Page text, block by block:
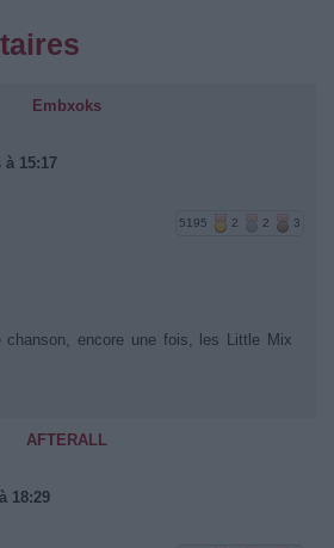
Embxoks
à 15:17
5195 2 2 3
chanson, encore une fois, les Little Mix
AFTERALL
18:29